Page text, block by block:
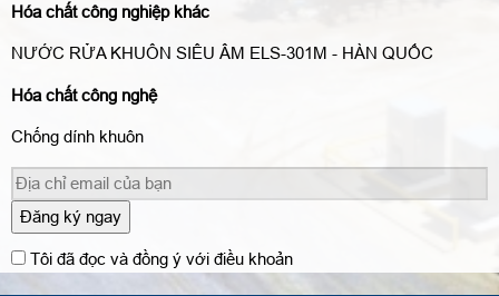
Hóa chất công nghiệp khác
NƯỚC RỬA KHUÔN SIÊU ÂM ELS-301M - HÀN QUỐC
Hóa chất công nghệ
Chống dính khuôn
Đăng ký ngay
Tôi đã đọc và đồng ý với điều khoản